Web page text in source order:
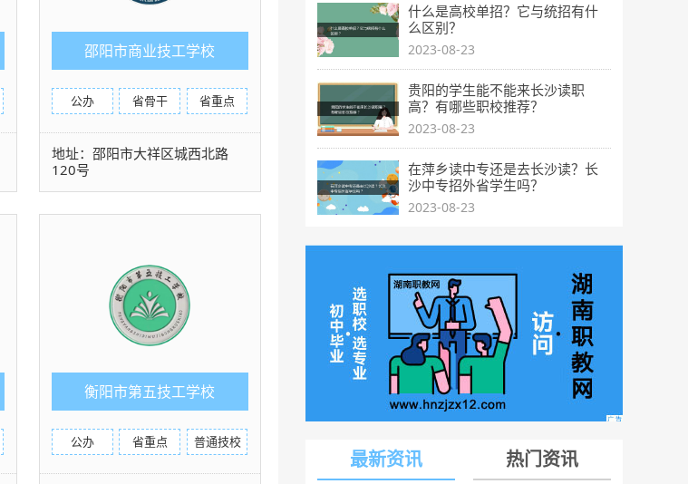
邵阳市商业技工学校
公办 省骨干 省重点
地址：邵阳市大祥区城西北路
120号
衡阳市第五技工学校
公办 省重点 普通技校
什么是高校单招？它与统招有什
么区别？
2023-08-23
贵阳的学生能不能来长沙读职
高？有哪些职校推荐？
2023-08-23
在萍乡读中专还是去长沙读？长
沙中专招外省学生吗？
2023-08-23
最新资讯 热门资讯